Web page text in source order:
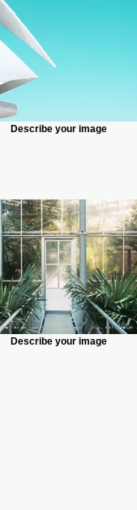
Describe your image
Describe your image